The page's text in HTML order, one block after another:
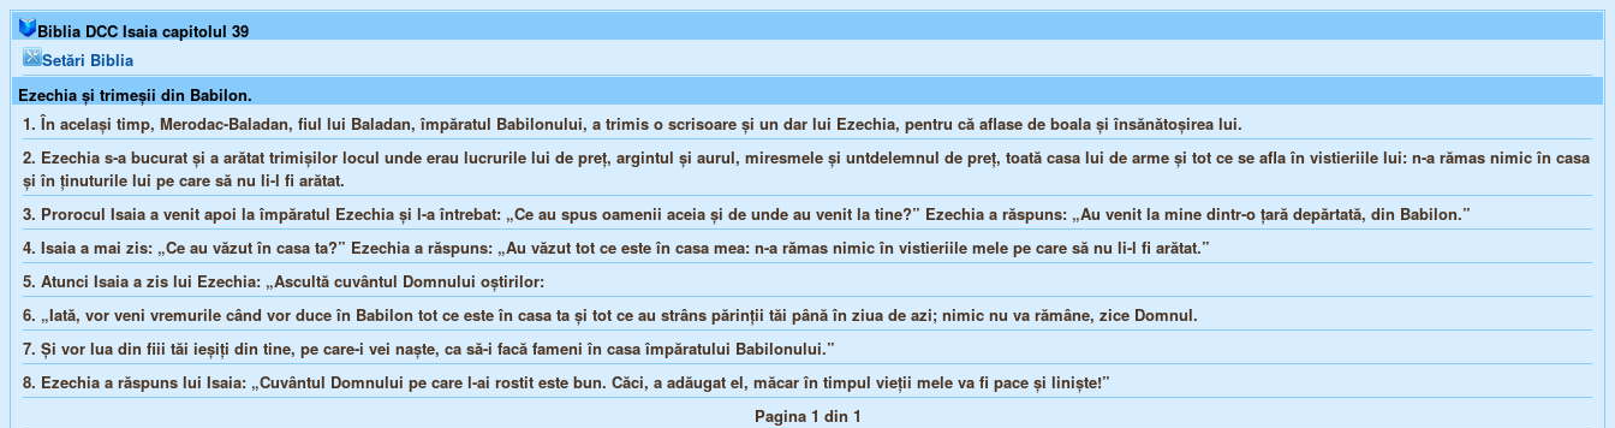
Biblia DCC Isaia capitolul 39
Setări Biblia
Ezechia şi trimeşii din Babilon.
1. În acelaşi timp, Merodac-Baladan, fiul lui Baladan, împăratul Babilonului, a trimis o scrisoare şi un dar lui Ezechia, pentru că aflase de boala şi însănătoşirea lui.
2. Ezechia s-a bucurat şi a arătat trimişilor locul unde erau lucrurile lui de preţ, argintul şi aurul, miresmele şi untdelemnul de preţ, toată casa lui de arme şi tot ce se afla în vistieriile lui: n-a rămas nimic în casa
şi în ţinuturile lui pe care să nu li-l fi arătat.
3. Prorocul Isaia a venit apoi la împăratul Ezechia şi l-a întrebat: „Ce au spus oamenii aceia şi de unde au venit la tine?” Ezechia a răspuns: „Au venit la mine dintr-o ţară depărtată, din Babilon.”
4. Isaia a mai zis: „Ce au văzut în casa ta?” Ezechia a răspuns: „Au văzut tot ce este în casa mea: n-a rămas nimic în vistieriile mele pe care să nu li-l fi arătat.”
5. Atunci Isaia a zis lui Ezechia: „Ascultă cuvântul Domnului oştirilor:
6. „Iată, vor veni vremurile când vor duce în Babilon tot ce este în casa ta şi tot ce au strâns părinţii tăi până în ziua de azi; nimic nu va rămâne, zice Domnul.
7. Şi vor lua din fiii tăi ieşiţi din tine, pe care-i vei naşte, ca să-i facă fameni în casa împăratului Babilonului.”
8. Ezechia a răspuns lui Isaia: „Cuvântul Domnului pe care l-ai rostit este bun. Căci, a adăugat el, măcar în timpul vieţii mele va fi pace şi linişte!”
Pagina 1 din 1